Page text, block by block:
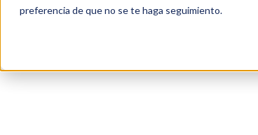
preferencia de que no se te haga seguimiento.